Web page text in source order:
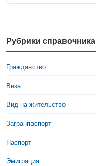
Рубрики справочника
Гражданство
Виза
Вид на жительство
Загранпаспорт
Паспорт
Эмиграция